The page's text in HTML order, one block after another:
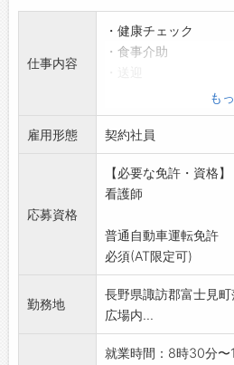
仕事内容
・健康チェック
・食事介助
・医療行為をしてい
・病院との連携(富士
・入浴介助
変更範囲:変更なし
も
雇用形態 契約社員
応募資格
【必要な免許・資格】
看護師
普通自動車運転免許
必須(AT限定可)
勤務地
長野県諏訪郡富士見
広場内...
就業時間：8時30分